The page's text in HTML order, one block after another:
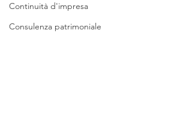
Continuità d'impresa
Consulenza patrimoniale